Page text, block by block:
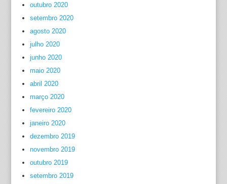
outubro 2020
setembro 2020
agosto 2020
julho 2020
junho 2020
maio 2020
abril 2020
março 2020
fevereiro 2020
janeiro 2020
dezembro 2019
novembro 2019
outubro 2019
setembro 2019